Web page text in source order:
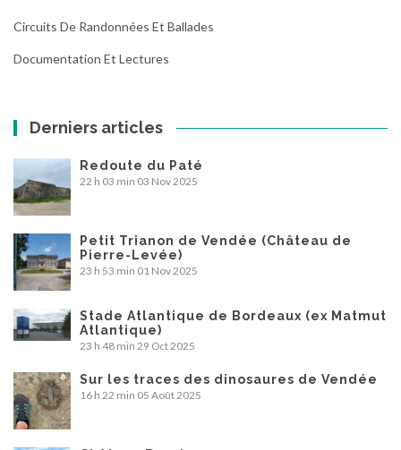
Circuits De Randonnées Et Ballades
Documentation Et Lectures
Derniers articles
Redoute du Paté
22 h 03 min 03 Nov 2025
Petit Trianon de Vendée (Château de
Pierre-Levée)
23 h 53 min 01 Nov 2025
Stade Atlantique de Bordeaux (ex Matmut
Atlantique)
23 h 48 min 29 Oct 2025
Sur les traces des dinosaures de Vendée
16 h 22 min 05 Août 2025